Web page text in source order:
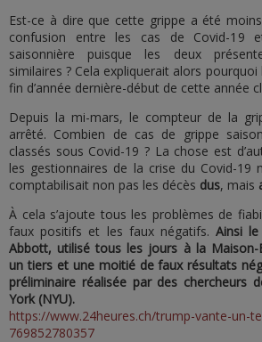
Est-ce à dire que cette grippe a été
confusion entre les cas de Covid-19
saisonnière puisque les deux
similaires ? Cela expliquerait alors
fin d’année dernière-début de cette année
Depuis la mi-mars, le compteur de la
arrêté. Combien de cas de grippe
classés sous Covid-19 ? La chose est
les gestionnaires de la crise du Covid-19
comptabilisait non pas les décès dus, mais
À cela s’ajoute tous les problèmes de
faux positifs et les faux négatifs.Ainsi
Abbott, utilisé tous les jours à la Maison-
un tiers et une moitié de faux résultats
préliminaire réalisée par des chercheurs
York (NYU).
https://www.24heures.ch/trump-vante-un-
769852780357